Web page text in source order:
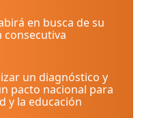
en busca de su
consecutiva
un diagnóstico y
pacto nacional para
y la educación